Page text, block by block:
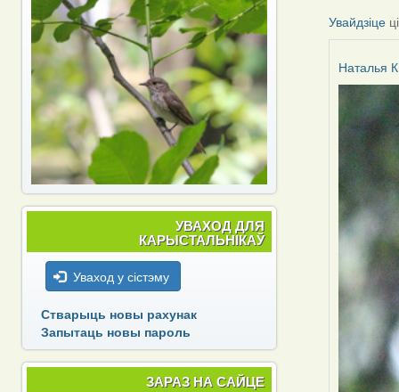
Увайдзіце
Наталья К
УВАХОД ДЛЯ
КАРЫСТАЛЬНІКАЎ
Уваход у сістэму
Стварыць новы рахунак
Запытаць новы пароль
ЗАРАЗ НА САЙЦЕ